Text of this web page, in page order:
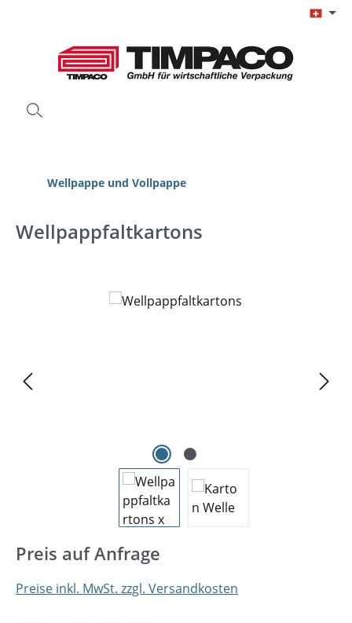
Wellpappe und Vollpappe
Wellpappfaltkartons
Bildergalerie überspringen
Preis auf Anfrage
Preise inkl. MwSt. zzgl. Versandkosten